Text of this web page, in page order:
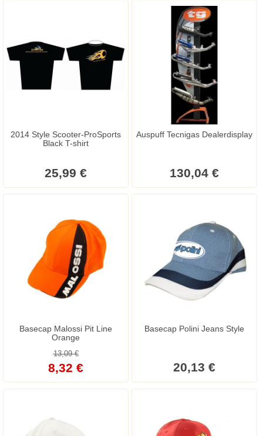
2014 Style Scooter-ProSports
Black T-shirt
25,99 €
Auspuff Tecnigas Dealerdisplay
130,04 €
Basecap Malossi Pit Line
Orange
13,09 €
8,32 €
Basecap Polini Jeans Style
20,13 €